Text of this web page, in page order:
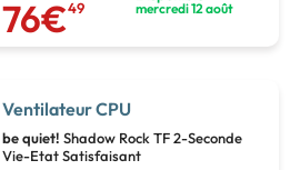
76€49 mercredi 12 août
Ventilateur CPU
be quiet! Shadow Rock TF 2-Seconde
Vie-Etat Satisfaisant